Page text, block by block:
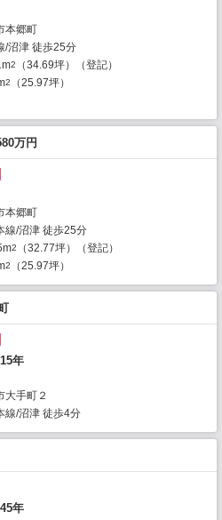
本郷町
/沼津 徒歩25分
2
（34.69坪）（登記）
2 （25.97坪）
万円
本郷町
線/沼津 徒歩25分
2
（32.77坪）（登記）
2 （25.97坪）
年
大手町２
線/沼津 徒歩4分
年